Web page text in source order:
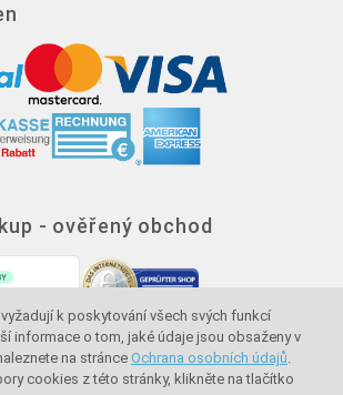
k poskytování všech svých funkcí
informace o tom, jaké údaje jsou obsaženy v
na stránce Ochrana osobních údajů.
cookies z této stránky, klikněte na tlačítko
- ověřený obchod